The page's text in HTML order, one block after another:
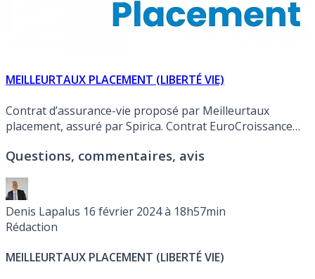
MEILLEURTAUX PLACEMENT (LIBERTÉ VIE)
Contrat d’assurance-vie proposé par Meilleurtaux
placement, assuré par Spirica. Contrat EuroCroissance
MEILLEURTAUX PLACEMENT. Rendements bruts, puis
des fonds en euros : EURO NOUVELLE GENERATION
SPIRICA 2025: 3.080% brut, FONDS EUROS OBJECTIF
CLIMAT 2025: 3.260% brut à 4.36% maximum, net de frais
de gestion et hors prélèvements sociaux et fiscaux, avec
attribution de bonus de rendement, soumis à conditions.
Questions, commentaires, avis
Denis Lapalus 16 février 2024 à 18h57min
Rédaction
MEILLEURTAUX PLACEMENT (LIBERTÉ VIE)